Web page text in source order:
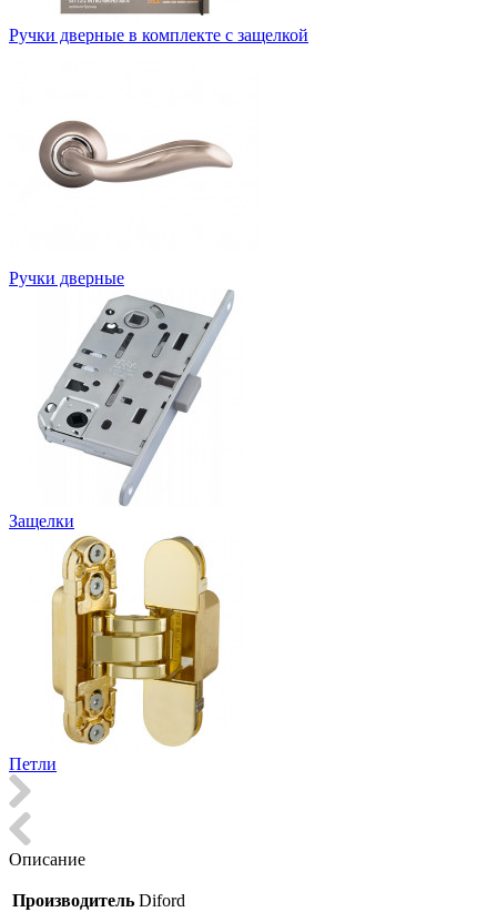
Ручки дверные в комплекте с защелкой
Ручки дверные
Защелки
Петли
Описание
Производитель Diford